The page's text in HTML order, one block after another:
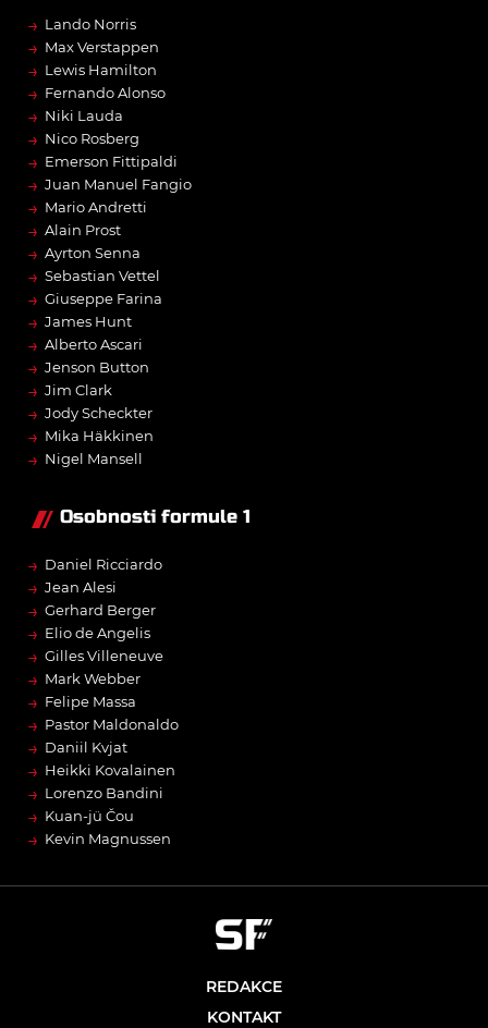
→ Lando Norris
→ Max Verstappen
→ Lewis Hamilton
→ Fernando Alonso
→ Niki Lauda
→ Nico Rosberg
→ Emerson Fittipaldi
→ Juan Manuel Fangio
→ Mario Andretti
→ Alain Prost
→ Ayrton Senna
→ Sebastian Vettel
→ Giuseppe Farina
→ James Hunt
→ Alberto Ascari
→ Jenson Button
→ Jim Clark
→ Jody Scheckter
→ Mika Häkkinen
→ Nigel Mansell
Osobnosti formule 1
→ Daniel Ricciardo
→ Jean Alesi
→ Gerhard Berger
→ Elio de Angelis
→ Gilles Villeneuve
→ Mark Webber
→ Felipe Massa
→ Pastor Maldonaldo
→ Daniil Kvjat
→ Heikki Kovalainen
→ Lorenzo Bandini
→ Kuan-jü Čou
→ Kevin Magnussen
REDAKCE
KONTAKT